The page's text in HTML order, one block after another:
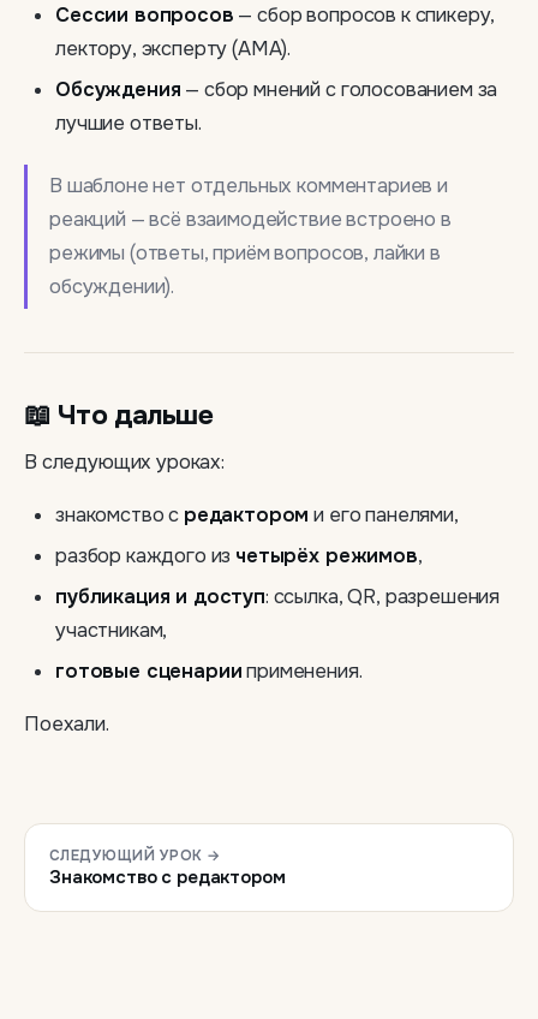
Сессии вопросов — сбор вопросов к спикеру,
лектору, эксперту (AMA).
Обсуждения — сбор мнений с голосованием за
лучшие ответы.
В шаблоне нет отдельных комментариев и
реакций — всё взаимодействие встроено в
режимы (ответы, приём вопросов, лайки в
обсуждении).
📖 Что дальше
В следующих уроках:
знакомство с редактором и его панелями,
разбор каждого из четырёх режимов,
публикация и доступ: ссылка, QR, разрешения
участникам,
готовые сценарииприменения.
Поехали.
СЛЕДУЮЩИЙ УРОК →
Знакомство с редактором